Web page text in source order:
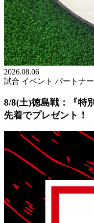
2026.08.06
試合 イベント パートナー
8/8(土)徳島戦：『特
先着でプレゼント！